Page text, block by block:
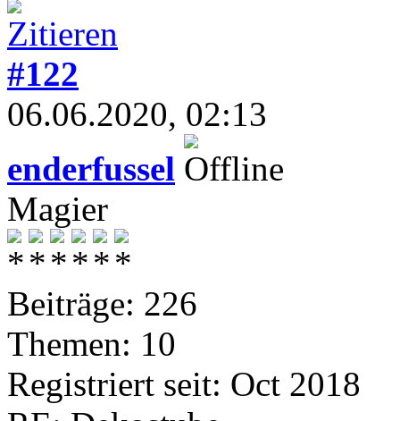
#122
06.06.2020, 02:13
enderfussel
Magier
Beiträge: 226
Themen: 10
Registriert seit: Oct 2018